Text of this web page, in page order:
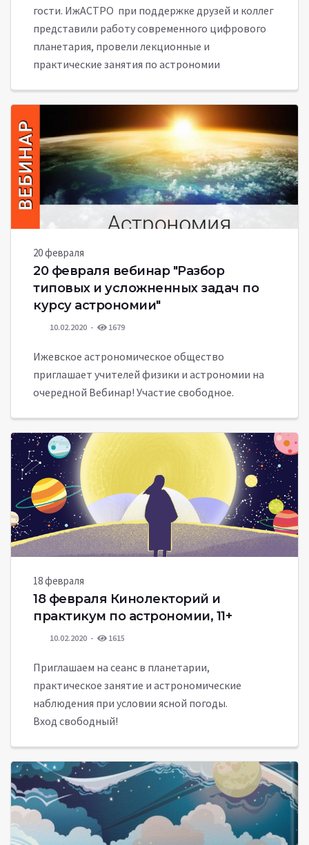
гости. ИжАСТРО при поддержке друзей и коллег
представили работу современного цифрового
планетария, провели лекционные и
практические занятия по астрономии
20 февраля
20 февраля вебинар "Разбор
типовых и усложненных задач по
курсу астрономии"
10.02.2020 1679
Ижевское астрономическое общество
приглашает учителей физики и астрономии на
очередной Вебинар! Участие свободное.
18 февраля
18 февраля Кинолекторий и
практикум по астрономии, 11+
10.02.2020 1615
Приглашаем на сеанс в планетарии,
практическое занятие и астрономические
наблюдения при условии ясной погоды.
Вход свободный!